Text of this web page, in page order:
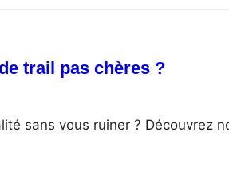
trail pas chères ?
sans vous ruiner ? Découvrez